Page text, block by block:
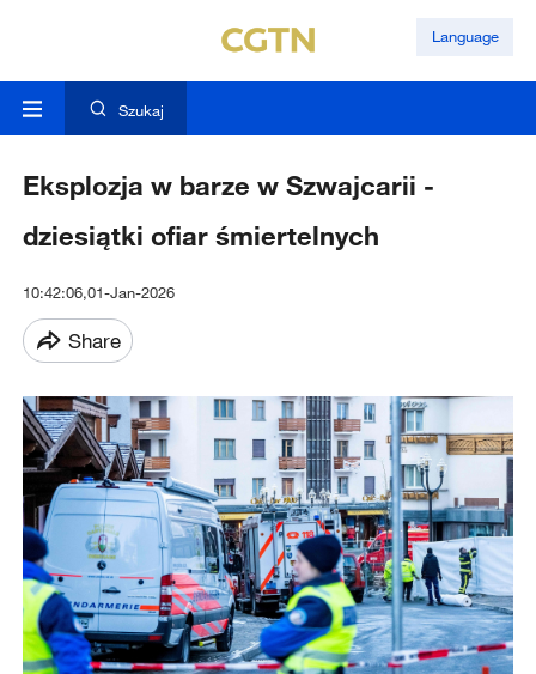
Language
Szukaj
Eksplozja w barze w Szwajcarii -
dziesiątki ofiar śmiertelnych
10:42:06,01-Jan-2026
Share